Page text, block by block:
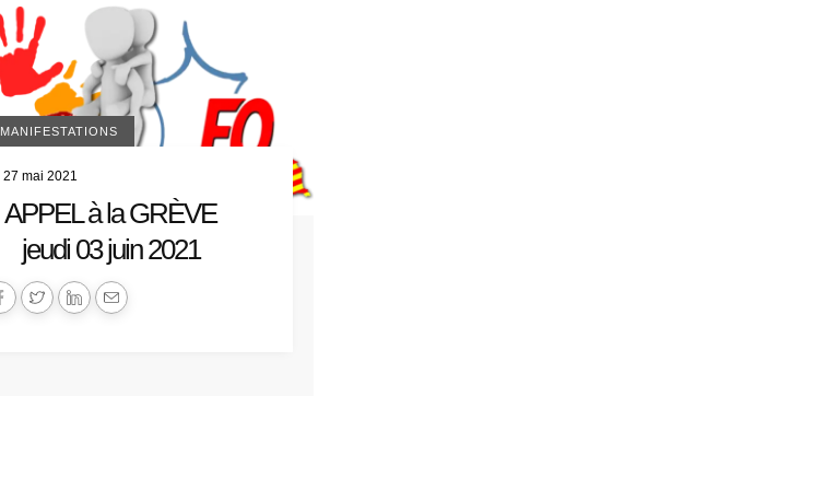
MANIFESTATIONS
27 mai 2021
APPEL à la GRÈVE
jeudi 03 juin 2021